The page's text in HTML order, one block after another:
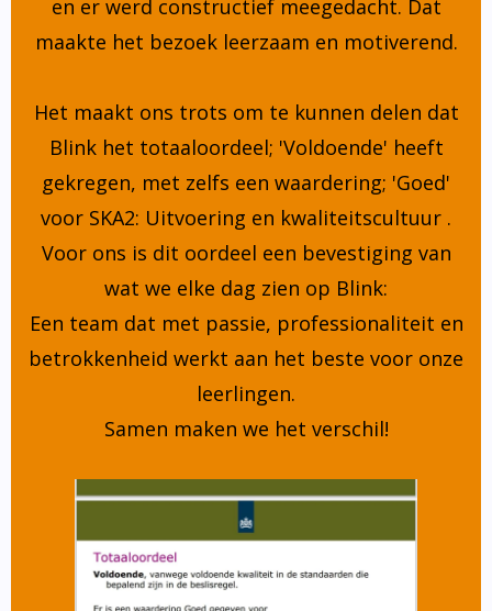
en er werd constructief meegedacht. Dat
maakte het bezoek leerzaam en motiverend.
Het maakt ons trots om te kunnen delen dat
Blink het totaaloordeel; 'Voldoende' heeft
gekregen, met zelfs een waardering; 'Goed'
voor SKA2: Uitvoering en kwaliteitscultuur .
Voor ons is dit oordeel een bevestiging van
wat we elke dag zien op Blink:
Een team dat met passie, professionaliteit en
betrokkenheid werkt aan het beste voor onze
leerlingen.
Samen maken we het verschil!